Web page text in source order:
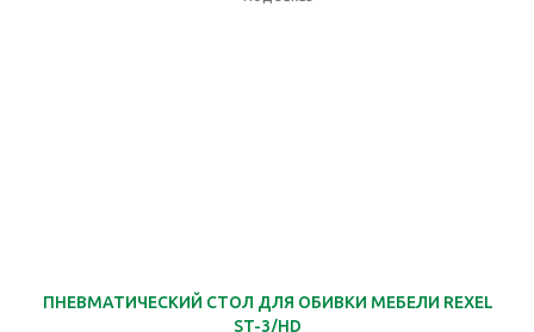
ПНЕВМАТИЧЕСКИЙ СТОЛ ДЛЯ ОБИВКИ МЕБЕЛИ REXEL
ST-3/HD